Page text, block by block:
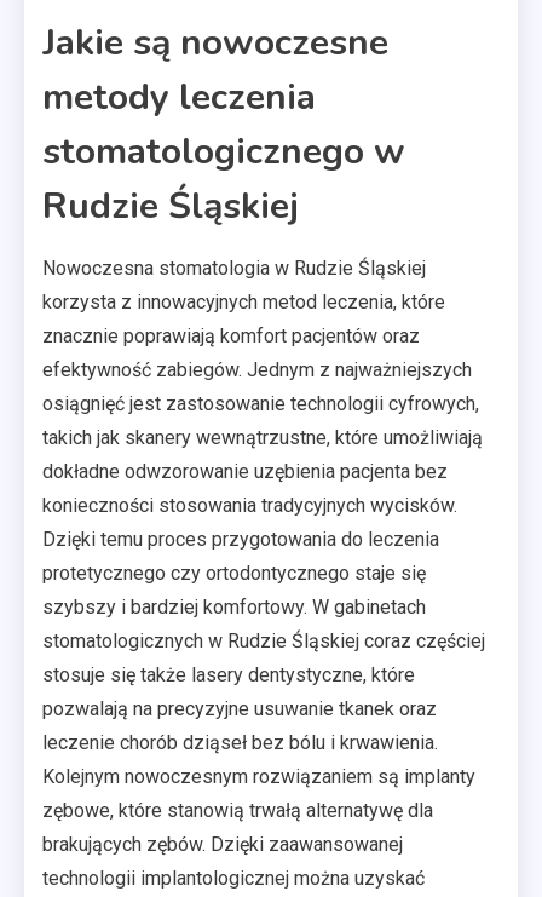
Jakie są nowoczesne
metody leczenia
stomatologicznego w
Rudzie Śląskiej
Nowoczesna stomatologia w Rudzie Śląskiej
korzysta z innowacyjnych metod leczenia, które
znacznie poprawiają komfort pacjentów oraz
efektywność zabiegów. Jednym z najważniejszych
osiągnięć jest zastosowanie technologii cyfrowych,
takich jak skanery wewnątrzustne, które umożliwiają
dokładne odwzorowanie uzębienia pacjenta bez
konieczności stosowania tradycyjnych wycisków.
Dzięki temu proces przygotowania do leczenia
protetycznego czy ortodontycznego staje się
szybszy i bardziej komfortowy. W gabinetach
stomatologicznych w Rudzie Śląskiej coraz częściej
stosuje się także lasery dentystyczne, które
pozwalają na precyzyjne usuwanie tkanek oraz
leczenie chorób dziąseł bez bólu i krwawienia.
Kolejnym nowoczesnym rozwiązaniem są implanty
zębowe, które stanowią trwałą alternatywę dla
brakujących zębów. Dzięki zaawansowanej
technologii implantologicznej można uzyskać